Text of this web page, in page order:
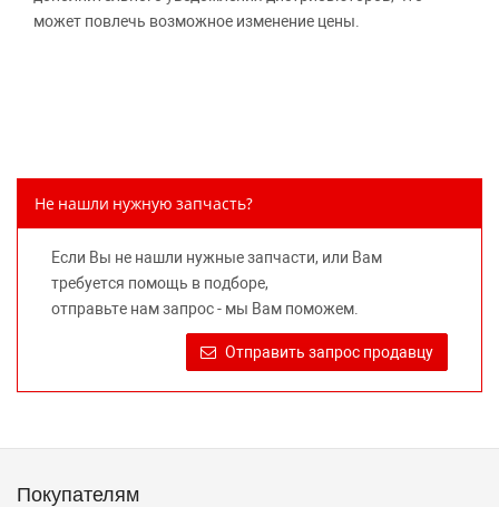
может повлечь возможное изменение цены.
предлагаемых к продаже запасных частей для
правообладателей указанных товарных знаков.
Требование предоставлять покупателю необходимую и
достоверную информацию о товаре, предлагаемом к
продаже, обеспечивающую возможность их правильного
выбора возложено на продавца (изготовителя) Законом
«О защите прав потребителей».
Не нашли нужную запчасть?
Если Вы не нашли нужные запчасти, или Вам
требуется помощь в подборе,
отправьте нам запрос - мы Вам поможем.
Отправить запрос продавцу
Покупателям